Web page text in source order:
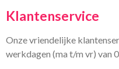
Klantenservice
Onze vriendelijke
werkdagen (ma t/m vr) van